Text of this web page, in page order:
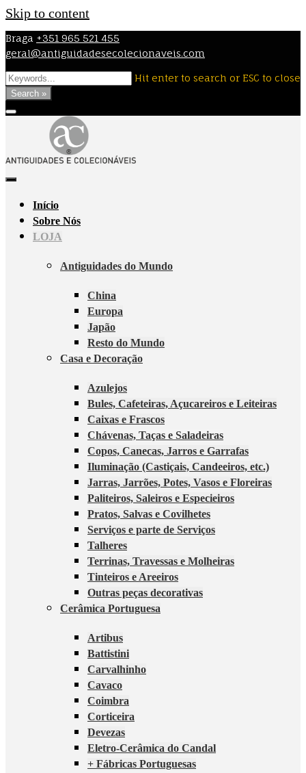
Skip to content
Braga +351 965 521 455
geral@antiguidadesecolecionaveis.com
Hit enter to search or ESC to close
Search »
Início
Sobre Nós
LOJA
Antiguidades do Mundo
China
Europa
Japão
Resto do Mundo
Casa e Decoração
Azulejos
Bules, Cafeteiras, Açucareiros e Leiteiras
Caixas e Frascos
Chávenas, Taças e Saladeiras
Copos, Canecas, Jarros e Garrafas
Iluminação (Castiçais, Candeeiros, etc.)
Jarras, Jarrões, Potes, Vasos e Floreiras
Paliteiros, Saleiros e Especieiros
Pratos, Salvas e Covilhetes
Serviços e parte de Serviços
Talheres
Terrinas, Travessas e Molheiras
Tinteiros e Areeiros
Outras peças decorativas
Cerâmica Portuguesa
Artibus
Battistini
Carvalhinho
Cavaco
Coimbra
Corticeira
Devezas
Eletro-Cerâmica do Candal
+ Fábricas Portuguesas